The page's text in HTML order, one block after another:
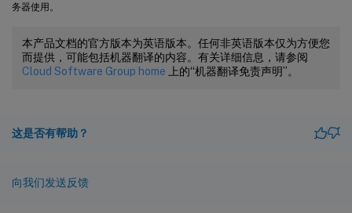
务器使用。
本产品文档的官方版本为英语版本。任何非英语版本仅为方便您
而提供，可能包括机器翻译的内容。有关详细信息，请参阅
Cloud Software Group home 上的“机器翻译免责声明”。
这是否有帮助？
向我们发送反馈